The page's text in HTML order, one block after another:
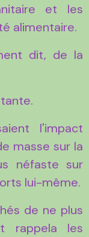
et les
alimentaire.
dit, de la
l'impact
masse sur la
néfaste sur
lui-même.
de ne plus
rappela les